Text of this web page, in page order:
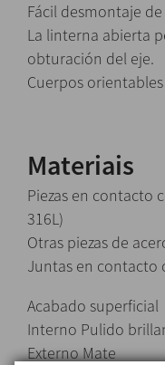
Fácil desmontaje
La linterna abierta
obturación del eje.
Cuerpos orientables
Materiais
Piezas en contacto
316L)
Otras piezas de
Juntas en contacto
Acabado superficial
Interno Pulido
Externo Mate